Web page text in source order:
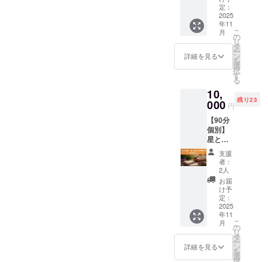
「創
造」で
満た
を“光”
の一年
ます。
この手
帳は、
星と香
りに包
まれな
がら、
日々を
丁寧に
紡ぐ “私
らしく
生き
る”ため
の魔法
のツー
ルで
す。 “書
くこ
冊 ・お
楽しみ
カード
メッ
（サイ
ズ
55mm×
、1枚）
・心を
込めた
お礼の
メッ
セージ
つき シ
ンプル
だけど
ちょっ
と特
別。 自
分への
プレゼ
切な誰
切に使
わせて
いただ
きま
まれる
もの
心をこ
めた
【お礼
のメッ
セー
ジ】 ・
【制作
進捗の
ご報
告】
（希望
者には
不定期
で共
有） ・
ジェク
ト終了
る「星
と香り
の癒し
手帳」
をセッ
トでお
スプ
レーっ
なたの
太陽星
座、月
星座、
もしく
は今惹
かれて
いる星
座。 ど
の星座
のスプ
レーを
もOK！
それぞ
座スプ
レー」
シリー
ズ。 こ
のリ
ターン
なる2つ
の星座
を選
び、 手
帳と一
緒にお
届けし
ます。
たとえ
ば… ・
「太陽
星座」
と「月
星座」
で、自
分
の“外”
ショッ
格：
8,800円
/ 所要時
間：約
120分 /
手帳1冊
期：11
月〜12
月中
場所：
オンラ
イン 日
程は参
加者様
と調整
を行い
ます。
2026年
は、星
の世界
では大
きな節
目の
定：
2025
年11
月
詳細を見る
こ
の
リ
タ
ー
ン
を
選
択
す
る
10,
000 円
残り23
【90分
個別】
星と香
りの癒
し手帳
付き！
パーソ
ナル星
読み
セッ
ション
こちら
のリ
ターン
には、
支援
者：
2人
お届
け予
定：
2025
年11
月
詳細を見る
こ
の
リ
タ
ー
ン
を
選